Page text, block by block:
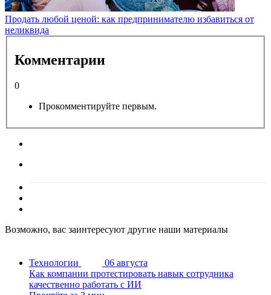
Продать любой ценой: как предпринимателю избавиться от
неликвида
Комментарии
0
Прокомментируйте первым.
Возможно, вас заинтересуют другие наши материалы
Технологии
06 августа
Как компании протестировать навык сотрудника
качественно работать с ИИ